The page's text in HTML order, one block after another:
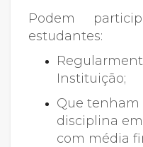
Podem
estudantes:
Instituição;
Que tenham
disciplina
com média